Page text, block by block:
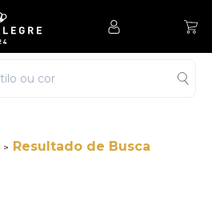
Resultado de Busca